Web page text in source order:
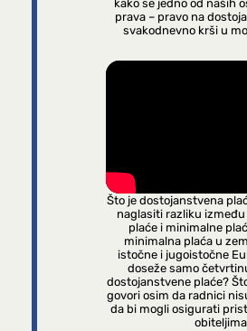
kako se jedno od naših
prava – pravo na
svakodnevno krši u
Što je dostojanstvena
naglasiti razliku
plaće i minimalne
minimalna plaća u
istočne i jugoistočne
doseže samo
dostojanstvene plaće?
govori osim da radnici
da bi mogli osigurati